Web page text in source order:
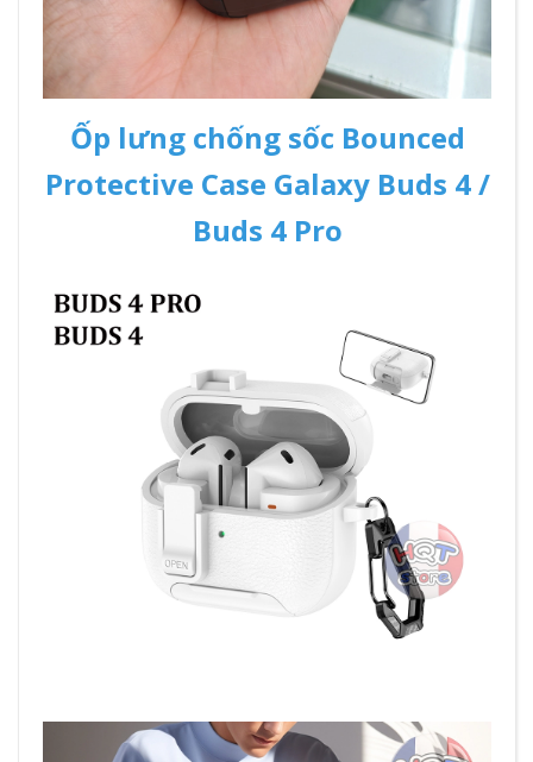
Ốp lưng chống sốc Bounced
Protective Case Galaxy Buds 4 /
Buds 4 Pro